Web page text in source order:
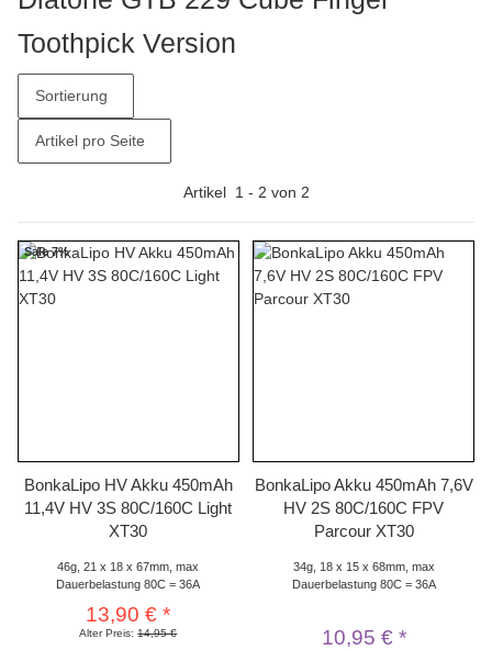
Toothpick Version
Sortierung
Artikel pro Seite
Artikel 1 - 2 von 2
Sale 7%
BonkaLipo HV Akku 450mAh
11,4V HV 3S 80C/160C Light
XT30
46g, 21 x 18 x 67mm, max
Dauerbelastung 80C = 36A
13,90 €*
Alter Preis:14,95 €
BonkaLipo Akku 450mAh 7,6V
HV 2S 80C/160C FPV
Parcour XT30
34g, 18 x 15 x 68mm, max
Dauerbelastung 80C = 36A
10,95 € *